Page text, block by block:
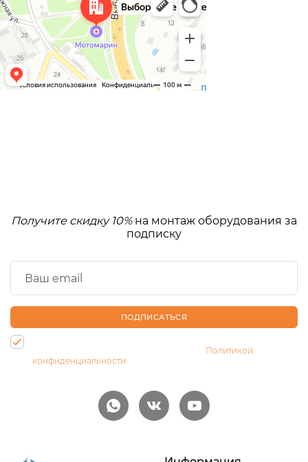
Получите скидку 10%на монтаж оборудования за
подписку
ПОДПИСАТЬСЯ
Политикой
конфиденциальности